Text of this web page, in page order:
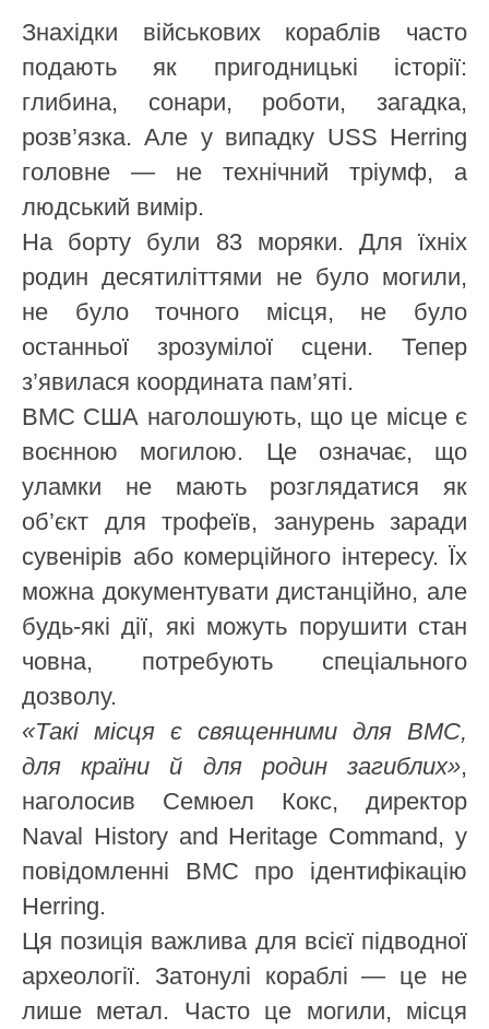
Знахідки військових кораблів часто
подають як пригодницькі історії:
глибина, сонари, роботи, загадка,
розв’язка. Але у випадку USS Herring
головне — не технічний тріумф, а
людський вимір.
На борту були 83 моряки. Для їхніх
родин десятиліттями не було могили,
не було точного місця, не було
останньої зрозумілої сцени. Тепер
з’явилася координата пам’яті.
ВМС США наголошують, що це місце є
воєнною могилою. Це означає, що
уламки не мають розглядатися як
об’єкт для трофеїв, занурень заради
сувенірів або комерційного інтересу. Їх
можна документувати дистанційно, але
будь-які дії, які можуть порушити стан
човна, потребують спеціального
дозволу.
«Такі місця є священними для ВМС,
для країни й для родин загиблих»,
наголосив Семюел Кокс, директор
Naval History and Heritage Command, у
повідомленні ВМС про ідентифікацію
Herring.
Ця позиція важлива для всієї підводної
археології. Затонулі кораблі — це не
лише метал. Часто це могили, місця